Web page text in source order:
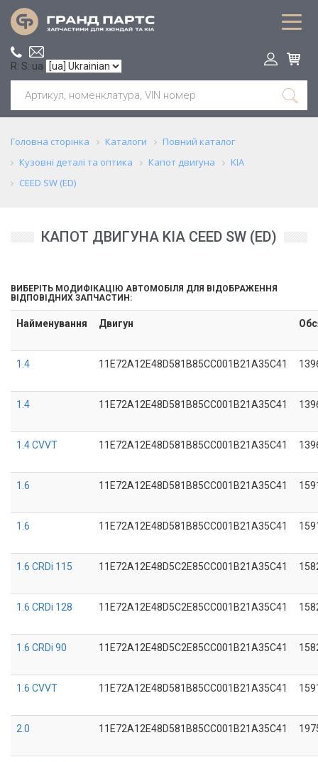
R: S: ua
Головна сторінка Каталоги
Повний каталог
Кузовні деталі та оптика
Капот двигуна
KIA
CEED SW (ED)
КАПОТ ДВИГУНА KIA CEED SW (ED)
ВИБЕРІТЬ МОДИФІКАЦІЮ АВТОМОБІЛЯ ДЛЯ ВІДОБРАЖЕННЯ
ВІДПОВІДНИХ ЗАПЧАСТИН:
Найменування Двигун
1.4 11E72A12E48D581B85CC001B21A35C41
1.4 11E72A12E48D581B85CC001B21A35C41
1.4 CVVT 11E72A12E48D581B85CC001B21A35C41
1.6 11E72A12E48D581B85CC001B21A35C41
1.6 11E72A12E48D581B85CC001B21A35C41
1.6 CRDi 115 11E72A12E48D5C2E85CC001B21A35C41
1.6 CRDi 128 11E72A12E48D5C2E85CC001B21A35C41
1.6 CRDi 90 11E72A12E48D5C2E85CC001B21A35C41
1.6 CVVT 11E72A12E48D581B85CC001B21A35C41
2.0 11E72A12E48D581B85CC001B21A35C41